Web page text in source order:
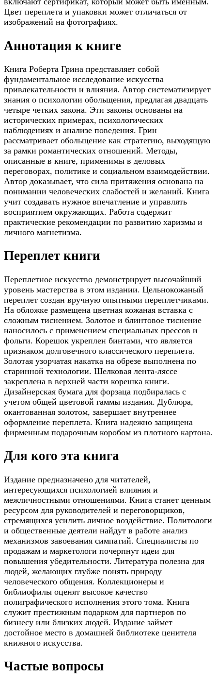
Цвет переплета и упаковки может отличаться от
изображений на фотографиях.
Аннотация к книге
Книга Роберта Грина представляет собой
фундаментальное исследование искусства
привлекательности и влияния. Автор систематизирует
знания о психологии обольщения, предлагая двадцать
четыре четких закона. Эти законы основаны на
исторических примерах, психологических
наблюдениях и анализе поведения. Грин
рассматривает обольщение как стратегию, выходящую
за рамки романтических отношений. Методы,
описанные в книге, применимы в деловых
переговорах, политике и социальном взаимодействии.
Автор доказывает, что сила притяжения основана на
понимании человеческих слабостей и желаний. Книга
учит создавать нужное впечатление и управлять
восприятием окружающих. Работа содержит
практические рекомендации по развитию харизмы и
личного магнетизма.
Переплет книги
Переплетное искусство демонстрирует высочайший
уровень мастерства в этом издании. Цельнокожаный
переплет создан вручную опытными переплетчиками.
На обложке размещена цветная кожаная вставка с
сложным тиснением. Золотое и блинтовое тиснение
наносилось с применением специальных прессов и
фольги. Корешок укреплен бинтами, что является
признаком долговечного классического переплета.
Золотая узорчатая накатка на обрезе выполнена по
старинной технологии. Шелковая лента-ляссе
закреплена в верхней части корешка книги.
Дизайнерская бумага для форзаца подбиралась с
учетом общей цветовой гаммы издания. Дублюра,
окантованная золотом, завершает внутреннее
оформление переплета. Книга надежно защищена
фирменным подарочным коробом из плотного картона.
Для кого эта книга
Издание предназначено для читателей,
интересующихся психологией влияния и
межличностными отношениями. Книга станет ценным
ресурсом для руководителей и переговорщиков,
стремящихся усилить личное воздействие. Политологи
и общественные деятели найдут в работе анализ
механизмов завоевания симпатий. Специалисты по
продажам и маркетологи почерпнут идеи для
повышения убедительности. Литература полезна для
людей, желающих глубже понять природу
человеческого общения. Коллекционеры и
библиофилы оценят высокое качество
полиграфического исполнения этого тома. Книга
служит престижным подарком для партнеров по
бизнесу или близких людей. Издание займет
достойное место в домашней библиотеке ценителя
книжного искусства.
Частые вопросы